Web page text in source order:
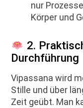
nur
Körper und
2.
Durchführung
Vipassana wird
Stille und über
Zeit geübt. Man